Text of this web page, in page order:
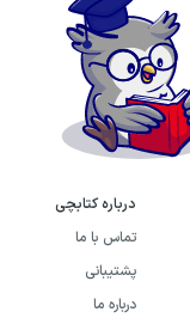
درباره کتابچی
تماس با ما
پشتیبانی
درباره ما